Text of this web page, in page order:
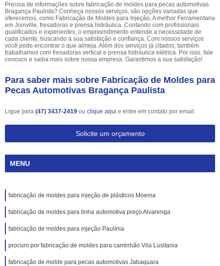
Precisa de informações sobre fabricação de moldes para pecas automotivas
Bragança Paulista? Conheça nossos serviços, são opções variadas que
oferecemos, como Fabricação de Moldes para Injeção, A melhor Ferramentaria
em Joinville, fresadoras e prensa hidráulica. Contando com profissionais
qualificados e experientes, o empreendimento entende a necessidade de
cada cliente, buscando a sua satisfação e confiança. Com nossos serviços
você pode encontrar o que almeja. Além dos serviços já citados, também
trabalhamos com fresadoras vertical e prensa hidráulica elétrica. Por isso, fale
conosco e saiba mais sobre nossa empresa. Garantimos a sua satisfação!
Para saber mais sobre Fabricação de Moldes para
Pecas Automotivas Bragança Paulista
Ligue para (47) 3437-2419 ou clique aqui e entre em contato por email.
Solicite um orçamento
MENU
fabricação de moldes para injeção de plásticos Moema
fabricação de moldes para linha automotiva preço Alvarenga
fabricação de moldes para injeção Paulínia
procuro por fabricação de moldes para caminhão Vila Lusitania
fabricação de molde para pecas automotivas Jabaquara